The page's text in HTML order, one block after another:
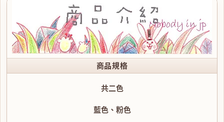
商品規格
共二色
藍色、粉色